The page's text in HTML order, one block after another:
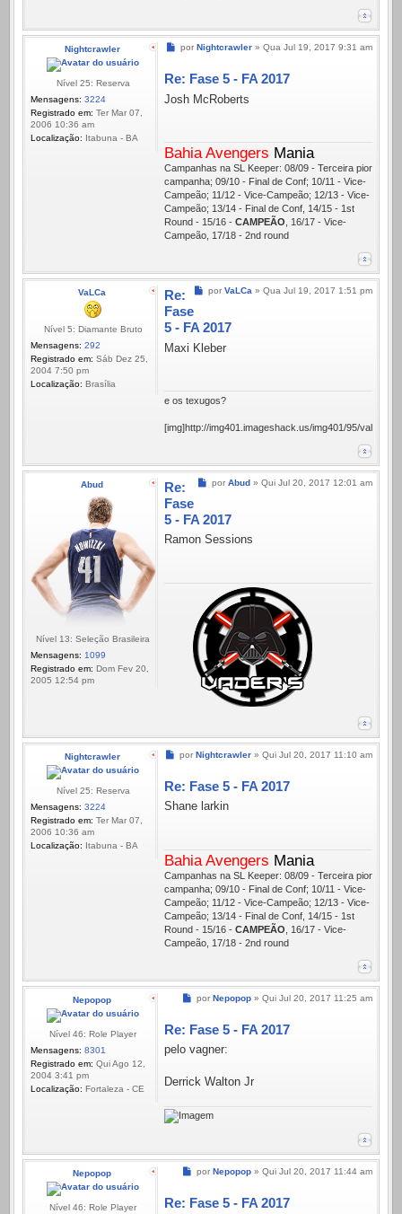
Nightcrawler
Nível 25: Reserva
Mensagens: 3224
Registrado em: Ter Mar 07,
2006 10:36 am
Localização: Itabuna - BA
Mensagem
por Nightcrawler » Qua Jul 19, 2017 9:31 am
Re: Fase 5 - FA 2017
Josh McRoberts
Bahia Avengers Mania
Campanhas na SL Keeper: 08/09 - Terceira pior
campanha; 09/10 - Final de Conf; 10/11 - Vice-
Campeão; 11/12 - Vice-Campeão; 12/13 - Vice-
Campeão; 13/14 - Final de Conf, 14/15 - 1st
Round - 15/16 - CAMPEÃO, 16/17 - Vice-
Campeão, 17/18 - 2nd round
VaLCa
Nível 5: Diamante Bruto
Mensagens: 292
Registrado em: Sáb Dez 25,
2004 7:50 pm
Localização: Brasí­lia
Mensagem
por VaLCa » Qua Jul 19, 2017 1:51 pm
Re:
Fase
5 - FA 2017
Maxi Kleber
e os texugos?
[img]http://img401.imageshack.us/img401/95/
Abud
Nível 13: Seleção Brasileira
Mensagens: 1099
Registrado em: Dom Fev 20,
2005 12:54 pm
Mensagem
por Abud » Qui Jul 20, 2017 12:01 am
Re:
Fase
5 - FA 2017
Ramon Sessions
Nightcrawler
Nível 25: Reserva
Mensagens: 3224
Registrado em: Ter Mar 07,
2006 10:36 am
Localização: Itabuna - BA
Mensagem
por Nightcrawler » Qui Jul 20, 2017 11:10 am
Re: Fase 5 - FA 2017
Shane larkin
Bahia Avengers Mania
Campanhas na SL Keeper: 08/09 - Terceira pior
campanha; 09/10 - Final de Conf; 10/11 - Vice-
Campeão; 11/12 - Vice-Campeão; 12/13 - Vice-
Campeão; 13/14 - Final de Conf, 14/15 - 1st
Round - 15/16 - CAMPEÃO , 16/17 - Vice-
Campeão, 17/18 - 2nd round
Nepopop
Nível 46: Role Player
Mensagens: 8301
Registrado em: Qui Ago 12,
2004 3:41 pm
Localização: Fortaleza - CE
Mensagem
por Nepopop » Qui Jul 20, 2017 11:25 am
Re: Fase 5 - FA 2017
pelo vagner:
Derrick Walton Jr
Nepopop
Nível 46: Role Player
Mensagem
por Nepopop » Qui Jul 20, 2017 11:44 am
Re: Fase 5 - FA 2017